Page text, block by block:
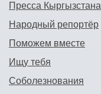
Пресса Кыргызстана
Народный репортёр
Поможем вместе
Ищу тебя
Соболезнования